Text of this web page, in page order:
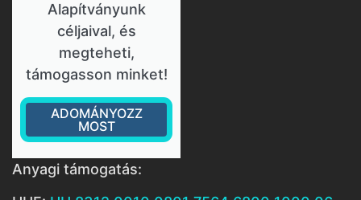
Alapítványunk
céljaival, és
megteheti,
támogasson minket!
ADOMÁNYOZZ
MOST
Anyagi támogatás: